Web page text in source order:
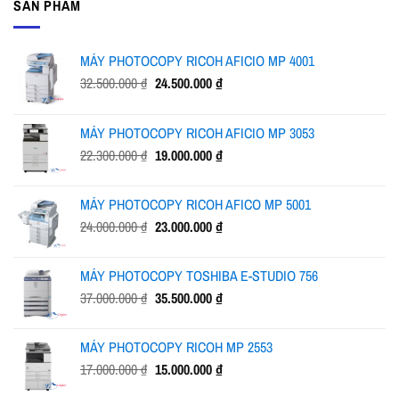
SẢN PHẨM
MÁY PHOTOCOPY RICOH AFICIO MP 4001
32.500.000₫ Giá
32.500.000 ₫.
24.500.000₫Giá
là:
24.500.000 ₫.
MÁY PHOTOCOPY RICOH AFICIO MP 3053
22.300.000₫ Giá
22.300.000 ₫.
19.000.000₫Giá
là:
19.000.000 ₫.
MÁY PHOTOCOPY RICOH AFICO MP 5001
24.000.000₫ Giá
24.000.000 ₫.
23.000.000₫Giá
là:
23.000.000 ₫.
MÁY PHOTOCOPY TOSHIBA E-STUDIO 756
37.000.000₫ Giá
37.000.000 ₫.
35.500.000₫Giá
là:
35.500.000 ₫.
MÁY PHOTOCOPY RICOH MP 2553
17.000.000₫ Giá
15.000.000₫Giá